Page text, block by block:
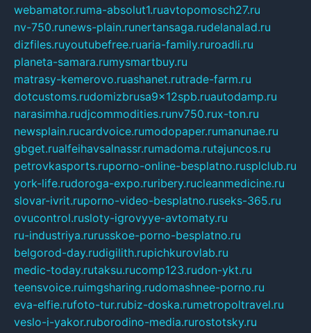
webamator.ruma-absolut1.ruavtopomosch27.ru
nv-750.runews-plain.runertansaga.rudelanalad.ru
dizfiles.ruyoutubefree.ruaria-family.ruroadli.ru
planeta-samara.rumysmartbuy.ru
matrasy-kemerovo.ruashanet.rutrade-farm.ru
dotcustoms.rudomizbrusa9x12spb.ruautodamp.ru
narasimha.rudjcommodities.runv750.rux-ton.ru
newsplain.rucardvoice.rumodopaper.rumanunae.ru
gbget.rualfeihavsalnassr.rumadoma.rutajuncos.ru
petrovkasports.ruporno-online-besplatno.rusplclub.ru
york-life.rudoroga-expo.ruribery.rucleanmedicine.ru
slovar-ivrit.ruporno-video-besplatno.ruseks-365.ru
ovucontrol.rusloty-igrovyye-avtomaty.ru
ru-industriya.rurusskoe-porno-besplatno.ru
belgorod-day.rudigilith.rupichkurovlab.ru
medic-today.rutaksu.rucomp123.rudon-ykt.ru
teensvoice.ruimgsharing.rudomashnee-porno.ru
eva-elfie.rufoto-tur.rubiz-doska.rumetropoltravel.ru
veslo-i-yakor.ruborodino-media.rurostotsky.ru